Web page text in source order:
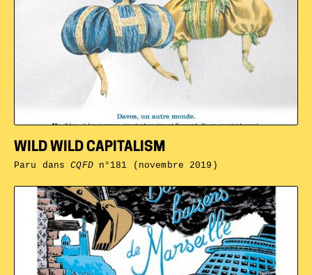
WILD WILD CAPITALISM
Paru dansCQFDn°181 (novembre 2019)